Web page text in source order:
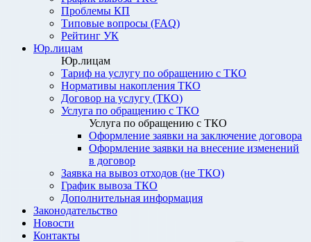
Проблемы КП
Типовые вопросы (FAQ)
Рейтинг УК
Юр.лицам
Юр.лицам
Тариф на услугу по обращению с ТКО
Нормативы накопления ТКО
Договор на услугу (ТКО)
Услуга по обращению с ТКО
Услуга по обращению с ТКО
Оформление заявки на заключение договора
Оформление заявки на внесение изменений
в договор
Заявка на вывоз отходов (не ТКО)
График вывоза ТКО
Дополнительная информация
Законодательство
Новости
Контакты